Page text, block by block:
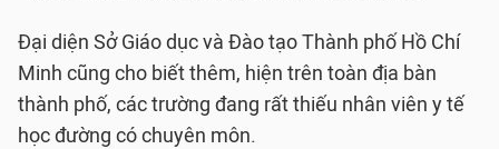
Đại diện Sở Giáo dục và Đào tạo Thành phố Hồ Chí
Minh cũng cho biết thêm, hiện trên toàn địa bàn
thành phố, các trường đang rất thiếu nhân viên y tế
học đường có chuyên môn.